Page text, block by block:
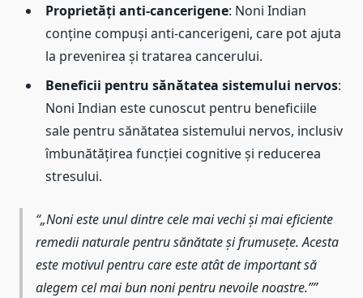
Proprietăți anti-cancerigene: Noni Indian
conține compuși anti-cancerigeni, care pot ajuta
la prevenirea și tratarea cancerului.
Beneficii pentru sănătatea sistemului nervos:
Noni Indian este cunoscut pentru beneficiile
sale pentru sănătatea sistemului nervos, inclusiv
îmbunătățirea funcției cognitive și reducerea
stresului.
„Noni este unul dintre cele mai vechi și mai eficiente
remedii naturale pentru sănătate și frumusețe. Acesta
este motivul pentru care este atât de important să
alegem cel mai bun noni pentru nevoile noastre.”